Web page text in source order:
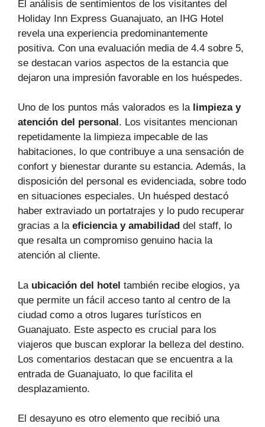
El análisis de sentimientos de los visitantes del
Holiday Inn Express Guanajuato, an IHG Hotel
revela una experiencia predominantemente
positiva. Con una evaluación media de 4.4 sobre 5,
se destacan varios aspectos de la estancia que
dejaron una impresión favorable en los huéspedes.
Uno de los puntos más valorados es la limpieza y
atención del personal . Los visitantes mencionan
repetidamente la limpieza impecable de las
habitaciones, lo que contribuye a una sensación de
confort y bienestar durante su estancia. Además, la
disposición del personal es evidenciada, sobre todo
en situaciones especiales. Un huésped destacó
haber extraviado un portatrajes y lo pudo recuperar
gracias a la eficiencia y amabilidad del staff, lo
que resalta un compromiso genuino hacia la
atención al cliente.
La ubicación del hotel también recibe elogios, ya
que permite un fácil acceso tanto al centro de la
ciudad como a otros lugares turísticos en
Guanajuato. Este aspecto es crucial para los
viajeros que buscan explorar la belleza del destino.
Los comentarios destacan que se encuentra a la
entrada de Guanajuato, lo que facilita el
desplazamiento.
El desayuno es otro elemento que recibió una